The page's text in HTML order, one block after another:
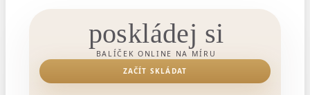
poskládej si
BALÍČEK ONLINE NA MÍRU
ZAČÍT SKLÁDAT